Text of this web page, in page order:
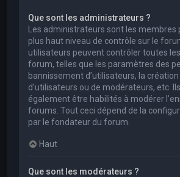
Que sont les administrateurs ?
Les administrateurs sont les membres
plus haut niveau de contrôle sur le
utilisateurs peuvent contrôler toutes
forum, telles que les paramètres des
bannissement d’utilisateurs, la
d’utilisateurs ou de modérateurs, etc.
également être habilités à modérer
forums. Tout ceci dépend de la
par le fondateur du forum.
Haut
Que sont les modérateurs ?